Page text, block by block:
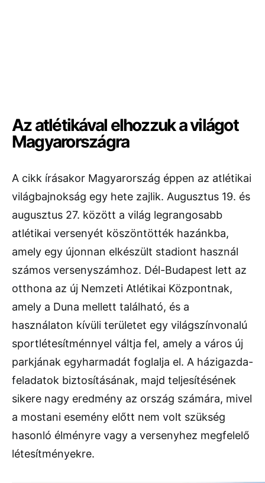
Az atlétikával elhozzuk a világot
Magyarországra
A cikk írásakor Magyarország éppen az atlétikai
világbajnokság egy hete zajlik. Augusztus 19. és
augusztus 27. között a világ legrangosabb
atlétikai versenyét köszöntötték hazánkba,
amely egy újonnan elkészült stadiont használ
számos versenyszámhoz. Dél-Budapest lett az
otthona az új Nemzeti Atlétikai Központnak,
amely a Duna mellett található, és a
használaton kívüli területet egy világszínvonalú
sportlétesítménnyel váltja fel, amely a város új
parkjának egyharmadát foglalja el. A házigazda-
feladatok biztosításának, majd teljesítésének
sikere nagy eredmény az ország számára, mivel
a mostani esemény előtt nem volt szükség
hasonló élményre vagy a versenyhez megfelelő
létesítményekre.